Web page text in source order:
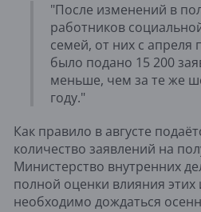
"После изменений в
работников
семей, от них с апреля
было подано 15 200
меньше, чем за те же
году."
Как правило в августе
количество заявлений на
Министерство внутренних
полной оценки влияния
необходимо дождаться